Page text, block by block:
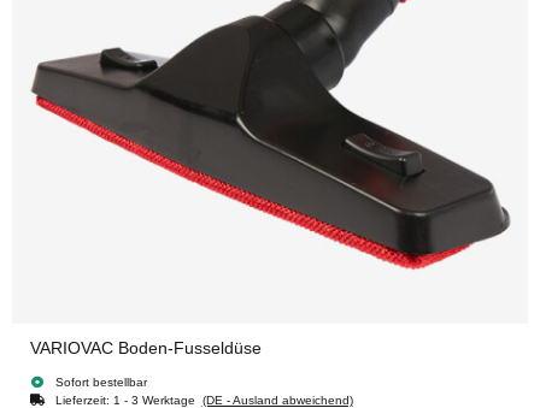
VARIOVAC Boden-Fusseldüse
Sofort bestellbar
Lieferzeit: 1 - 3 Werktage (DE - Ausland abweichend)